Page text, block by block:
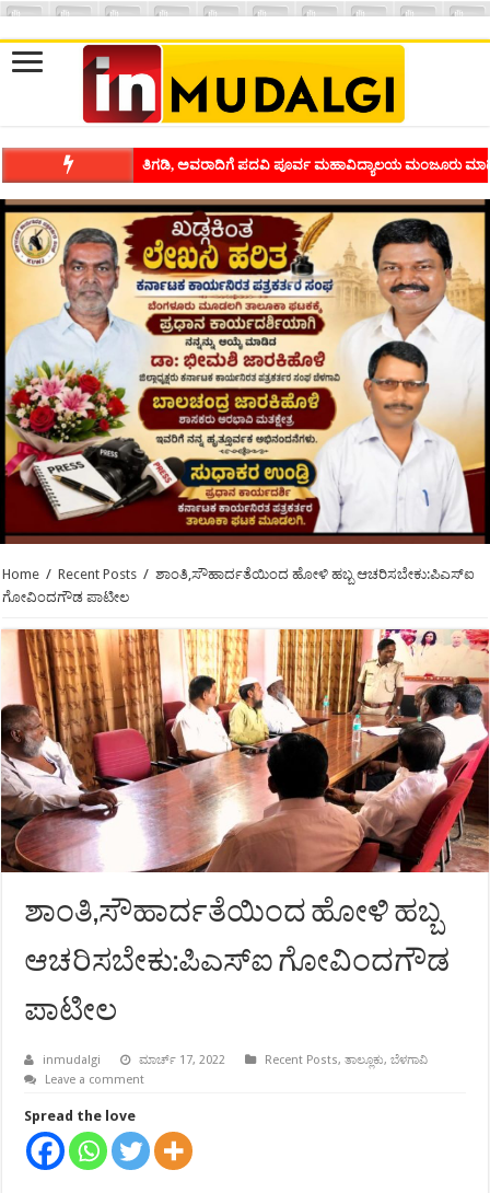
ಶಿವಾಪುರದಲ್ಲಿ ಕವಿಗೋಷ್ಠಿಯ ಸಂಭ್ರಮ ಭಾವನೆಗಳನ್ನು ಕಟ್ಟಿಕೊಡುವ
Home / Recent Posts / ಶಾಂತಿ,ಸೌಹಾರ್ದತೆಯಿಂದ ಹೋಳಿ ಹಬ್ಬ ಆಚರಿಸಬೇಕು:ಪಿಎಸ್‍ಐ
ಗೋವಿಂದಗೌಡ ಪಾಟೀಲ
ಶಾಂತಿ,ಸೌಹಾರ್ದತೆಯಿಂದ ಹೋಳಿ ಹಬ್ಬ
ಆಚರಿಸಬೇಕು:ಪಿಎಸ್‍ಐ ಗೋವಿಂದಗೌಡ
ಪಾಟೀಲ
inmudalgi ಮಾರ್ಚ್ 17, 2022 Recent Posts,ತಾಲ್ಲೂಕು,ಬೆಳಗಾವಿ
Leave a comment
Spread the love